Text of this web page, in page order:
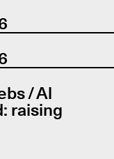
/ Al
raising